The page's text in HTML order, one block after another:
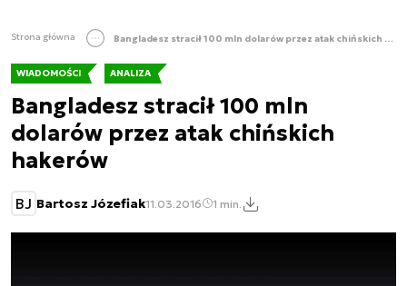
Strona główna Bangladesz stracił 100 mln dolarów przez atak chińskich hakerów
WIADOMOŚCI ANALIZA
Bangladesz stracił 100 mln
dolarów przez atak chińskich
hakerów
BJ Bartosz Józefiak11.03.2016 1 min.